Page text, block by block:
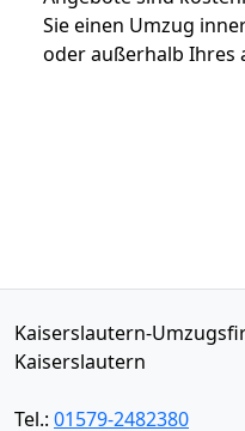
Sie einen Umzug
oder außerhalb Ihres
Kaiserslautern-
Kaiserslautern
Tel.: 01579-2482380